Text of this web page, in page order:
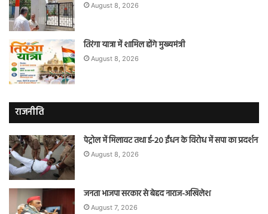
August 8, 2026
तिरंगा यात्रा में शामिल होंगे मुख्यमंत्री
August 8, 2026
राजनीति
पेट्रोल में मिलावट तथा ई-20 ईंधन के विरोध में सपा का प्रदर्शन
August 8, 2026
जनता भाजपा सरकार से बेहद नाराज-अखिलेश
August 7, 2026